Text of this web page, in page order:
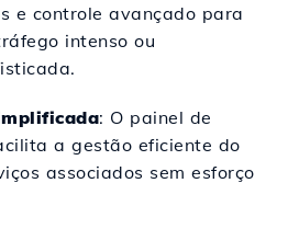
e controle avançado para
intenso ou
: O painel de
a gestão eficiente do
associados sem esforço